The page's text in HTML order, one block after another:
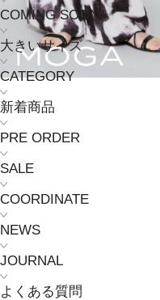
COMING SOON
大きいサイズ
CATEGORY
新着商品
PRE ORDER
SALE
COORDINATE
NEWS
JOURNAL
よくある質問